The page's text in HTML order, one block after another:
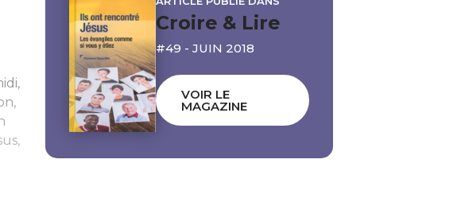
Croire & Lire
#49 - JUIN 2018
VOIR LE
MAGAZINE